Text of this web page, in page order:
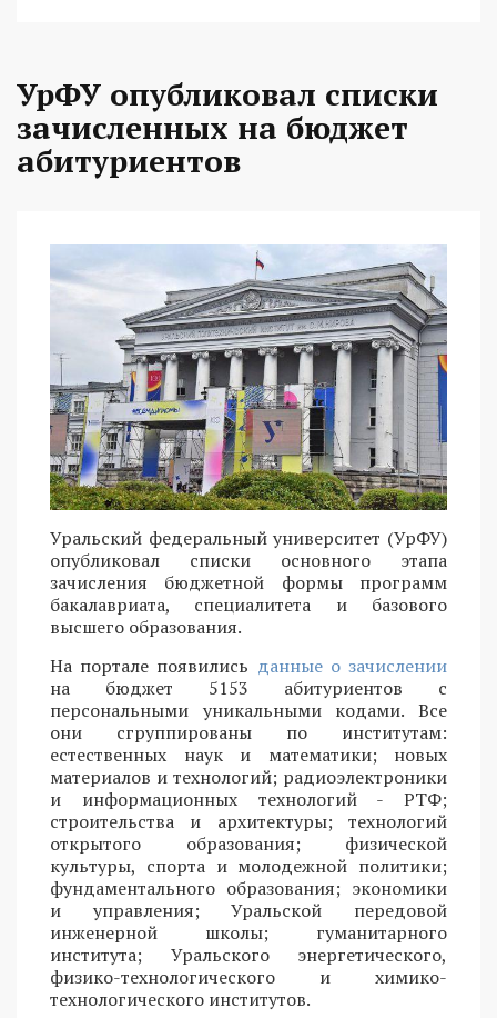
УрФУ опубликовал списки
зачисленных на бюджет
абитуриентов
Уральский федеральный университет (УрФУ)
опубликовал списки основного этапа
зачисления бюджетной формы программ
бакалавриата, специалитета и базового
высшего образования.
На портале появились данные о зачислении
на бюджет 5153 абитуриентов с
персональными уникальными кодами. Все
они сгруппированы по институтам:
естественных наук и математики; новых
материалов и технологий; радиоэлектроники
и информационных технологий - РТФ;
строительства и архитектуры; технологий
открытого образования; физической
культуры, спорта и молодежной политики;
фундаментального образования; экономики
и управления; Уральской передовой
инженерной школы; гуманитарного
института; Уральского энергетического,
физико-технологического и химико-
технологического институтов.